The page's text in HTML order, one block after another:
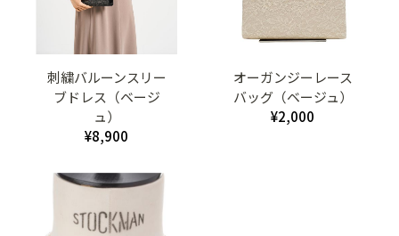
刺繍バルーンスリー
ブドレス（ベージ
ュ）
¥8,900
オーガンジーレース
バッグ（ベージュ）
¥2,000